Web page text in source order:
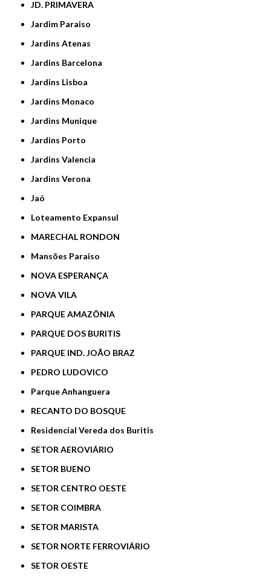
JD. PRIMAVERA
Jardim Paraiso
Jardins Atenas
Jardins Barcelona
Jardins Lisboa
Jardins Monaco
Jardins Munique
Jardins Porto
Jardins Valencia
Jardins Verona
Jaó
Loteamento Expansul
MARECHAL RONDON
Mansões Paraiso
NOVA ESPERANÇA
NOVA VILA
PARQUE AMAZÔNIA
PARQUE DOS BURITIS
PARQUE IND. JOÃO BRAZ
PEDRO LUDOVICO
Parque Anhanguera
RECANTO DO BOSQUE
Residencial Vereda dos Buritis
SETOR AEROVIÁRIO
SETOR BUENO
SETOR CENTRO OESTE
SETOR COIMBRA
SETOR MARISTA
SETOR NORTE FERROVIÁRIO
SETOR OESTE